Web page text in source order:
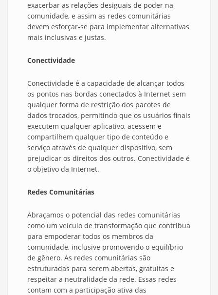
exacerbar as relações desiguais de poder na
comunidade, e assim as redes comunitárias
devem esforçar-se para implementar alternativas
mais inclusivas e justas.
Conectividade
Conectividade é a capacidade de alcançar todos
os pontos nas bordas conectados à Internet sem
qualquer forma de restrição dos pacotes de
dados trocados, permitindo que os usuários finais
executem qualquer aplicativo, acessem e
compartilhem qualquer tipo de conteúdo e
serviço através de qualquer dispositivo, sem
prejudicar os direitos dos outros. Conectividade é
o objetivo da Internet.
Redes Comunitárias
Abraçamos o potencial das redes comunitárias
como um veículo de transformação que contribua
para empoderar todos os membros da
comunidade, inclusive promovendo o equilíbrio
de gênero. As redes comunitárias são
estruturadas para serem abertas, gratuitas e
respeitar a neutralidade da rede. Essas redes
contam com a participação ativa das